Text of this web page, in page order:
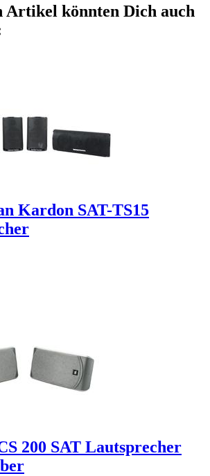
Artikel könnten Dich auch
Kardon SAT-TS15
200 SAT Lautsprecher